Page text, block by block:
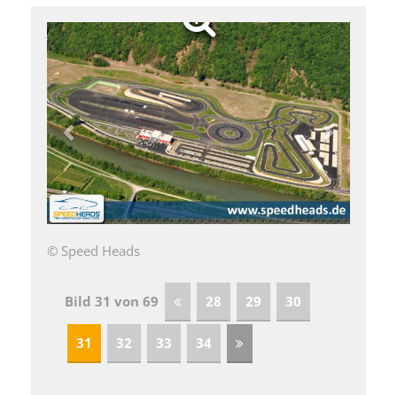
© Speed Heads
Bild 31 von 69 28 29 30
31 32 33 34